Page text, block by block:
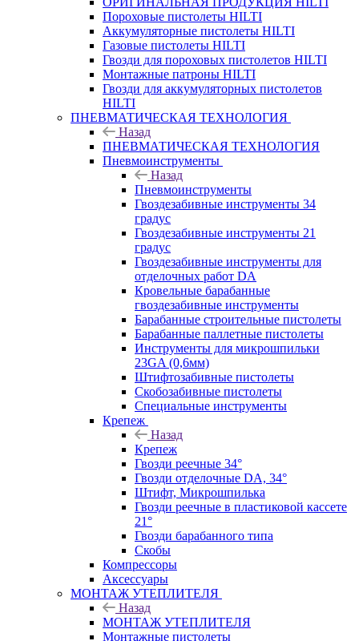
Пороховые пистолеты HILTI
Аккумуляторные пистолеты HILTI
Газовые пистолеты HILTI
Гвозди для пороховых пистолетов HILTI
Монтажные патроны HILTI
Гвозди для аккумуляторных пистолетов
HILTI
ПНЕВМАТИЧЕСКАЯ ТЕХНОЛОГИЯ
Назад
ПНЕВМАТИЧЕСКАЯ ТЕХНОЛОГИЯ
Пневмоинструменты
Назад
Пневмоинструменты
Гвоздезабивные инструменты 34
градус
Гвоздезабивные инструменты 21
градус
Гвоздезабивные инструменты для
отделочных работ DA
Кровельные барабанные
гвоздезабивные инструменты
Барабанные строительные пистолеты
Барабанные паллетные пистолеты
Инструменты для микрошпильки
23GA (0,6мм)
Штифтозабивные пистолеты
Скобозабивные пистолеты
Специальные инструменты
Крепеж
Назад
Крепеж
Гвозди реечные 34°
Гвозди отделочные DA, 34°
Штифт, Микрошпилька
Гвозди реечные в пластиковой кассете
21°
Гвозди барабанного типа
Скобы
Компрессоры
Аксессуары
МОНТАЖ УТЕПЛИТЕЛЯ
Назад
МОНТАЖ УТЕПЛИТЕЛЯ
Монтажные пистолеты